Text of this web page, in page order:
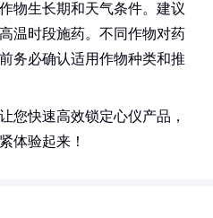
物生长期和天气条件。建议
温时段施药。不同作物对药
务必确认适用作物种类和推
您快速高效锁定心仪产品，
体验起来！